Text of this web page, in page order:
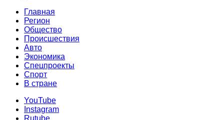
Главная
Регион
Общество
Происшествия
Авто
Экономика
Спецпроекты
Cпорт
В стране
YouTube
Instagram